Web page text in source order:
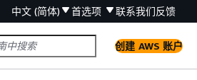
中文 (简体) 首选项 联系我们反馈
创建 AWS 账户